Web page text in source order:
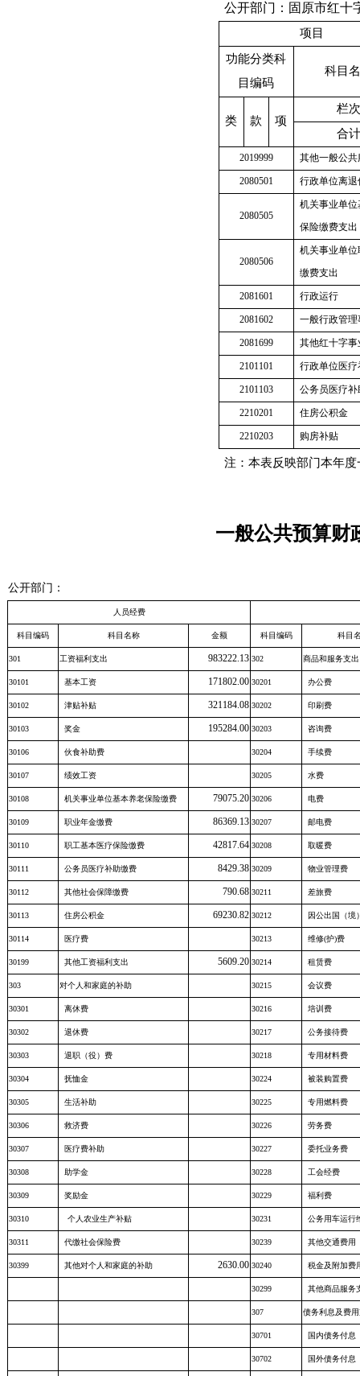
公开部门： 固原市红十
项目
功能分类科
目编码
科目
类 款 项
栏次
合计
2019999 其他一般公共
2080501 行政单位离退
2080505
机关事业单位
保险缴费支出
2080506
机关事业单位
缴费支出
2081601 行政运行
2081602 一般行政管理
2081699 其他红十字事
2101101 行政单位医疗
2101103 公务员医疗补
2210201 住房公积金
2210203 购房补贴
注：本表反映部门本年
一般公共预算财
公开部门：
人员经费
科目编码 科目名称 金额 科目编码 科目
301 工资福利支出 983222.13 302 商品和服务支出
30101 基本工资 171802.00 30201 办公费
30102 津贴补贴 321184.08 30202 印刷费
30103 奖金 195284.00 30203 咨询费
30106 伙食补助费 30204 手续费
30107 绩效工资 30205 水费
30108 机关事业单位基本养老保险缴费 79075.20 30206 电费
30109 职业年金缴费 86369.13 30207 邮电费
30110 职工基本医疗保险缴费 42817.64 30208 取暖费
30111 公务员医疗补助缴费 8429.38 30209 物业管理费
30112 其他社会保障缴费 790.68 30211 差旅费
30113 住房公积金 69230.82 30212 因公出国（境
30114 医疗费 30213 维修(护)费
30199 其他工资福利支出 5609.20 30214 租赁费
303 对个人和家庭的补助 30215 会议费
30301 离休费 30216 培训费
30302 退休费 30217 公务接待费
30303 退职（役）费 30218 专用材料费
30304 抚恤金 30224 被装购置费
30305 生活补助 30225 专用燃料费
30306 救济费 30226 劳务费
30307 医疗费补助 30227 委托业务费
30308 助学金 30228 工会经费
30309 奖励金 30229 福利费
30310 个人农业生产补贴 30231 公务用车运行
30311 代缴社会保险费 30239 其他交通费用
30399 其他对个人和家庭的补助 2630.00 30240 税金及附加费
30299 其他商品服务
307 债务利息及费
30701 国内债务付息
30702 国外债务付息